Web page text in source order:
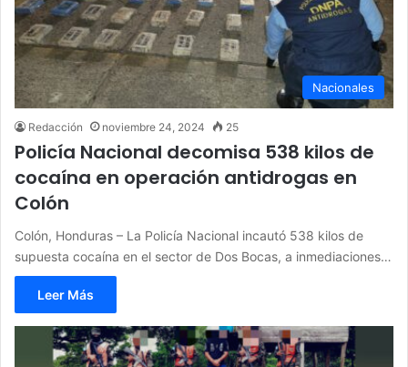
Nacionales
Redacción noviembre 24, 2024 25
Policía Nacional decomisa 538 kilos de
cocaína en operación antidrogas en
Colón
Colón, Honduras – La Policía Nacional incautó 538 kilos de
supuesta cocaína en el sector de Dos Bocas, a inmediaciones…
Leer Más